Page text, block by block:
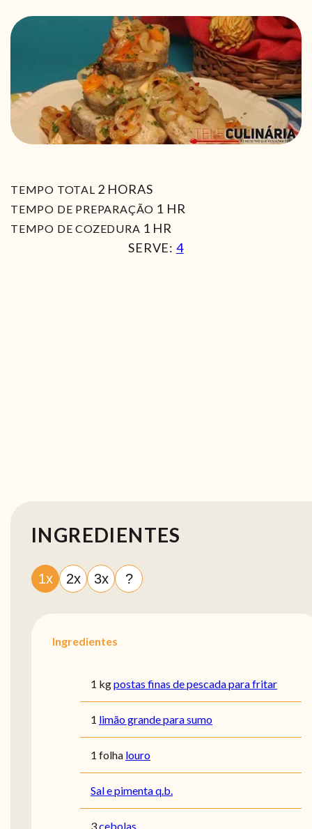
TEMPO TOTAL 2HORAS
HORAS
TEMPO DE PREPARAÇÃO 1 HORA
HR
TEMPO DE COZEDURA 1 HORA
HR
SERVE: 4
INGREDIENTES
1x 2x 3x ?
Ingredientes
1 kgpostas finas de pescada para fritar
1 limão grande para sumo
1 folha louro
Sal e pimenta q.b.
3cebolas